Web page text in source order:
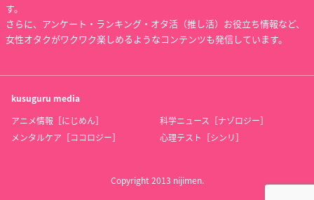
す。
さらに、アンケート・ランキング・オタ活（推し活）お役立ち情報など、
女性オタクがワクワク楽しめるようなコンテンツも発信しています。
kusuguru media
アニメ情報［にじめん］
科学ニュース［ナゾロジー］
メンタルケア［ココロジー］
心理テスト［シンリ］
Copyright 2013 nijimen.